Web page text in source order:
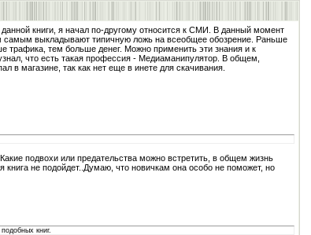
книги, я начал по-другому относится к СМИ. В данный момент
самым выкладывают типичную ложь на всеобщее обозрение. Раньше
трафика, тем больше денег. Можно применить эти знания и к
что есть такая профессия - Медиаманипулятор. В общем,
в магазине, так как нет еще в инете для скачивания.
подвохи или предательства можно встретить, в общем жизнь
книга не подойдет..Думаю, что новичкам она особо не поможет, но
книг.